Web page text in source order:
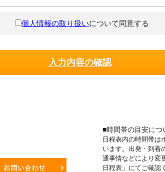
個人情報の取り扱いについて同意する
■時間帯の目安につ
日程表内の時間帯は
います。出発・到着
通事情などにより変
日程表」にてご確認